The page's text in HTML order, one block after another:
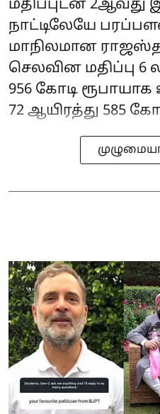
மதிப்புடன் 2ஆவது
நாட்டிலேயே
மாநிலமான
செலவின மதிப்பு 6
956 கோடி
72 ஆயிரத்து 585